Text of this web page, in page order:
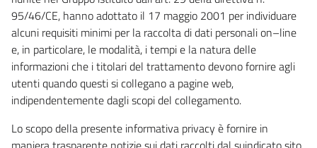
95/46/CE, hanno adottato il 17 maggio 2001 per individuare
alcuni requisiti minimi per la raccolta di dati personali on–line
e, in particolare, le modalità, i tempi e la natura delle
informazioni che i titolari del trattamento devono fornire agli
utenti quando questi si collegano a pagine web,
indipendentemente dagli scopi del collegamento.
Lo scopo della presente informativa privacy è fornire in